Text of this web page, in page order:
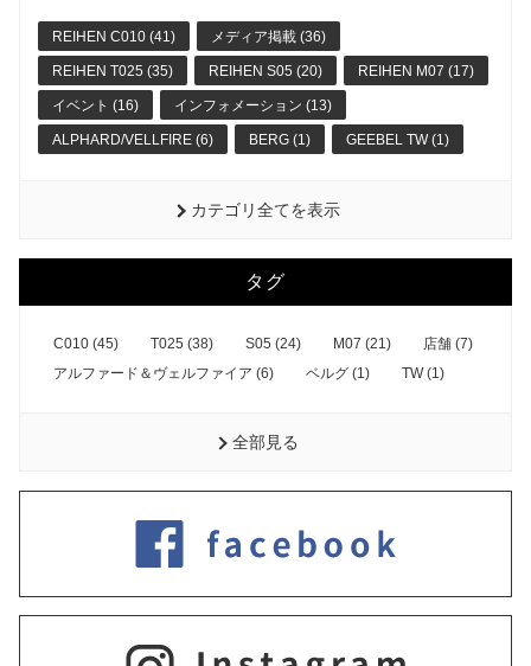
REIHEN C010 (41) メディア掲載 (36)
REIHEN T025 (35) REIHEN S05 (20) REIHEN M07 (17)
イベント (16) インフォメーション (13)
ALPHARD/VELLFIRE (6) BERG (1) GEEBEL TW (1)
カテゴリ全てを表示
タグ
C010 (45) T025 (38) S05 (24) M07 (21)
店舗 (7)
アルファード＆ヴェルファイア (6)
ベルグ (1) TW (1)
全部見る